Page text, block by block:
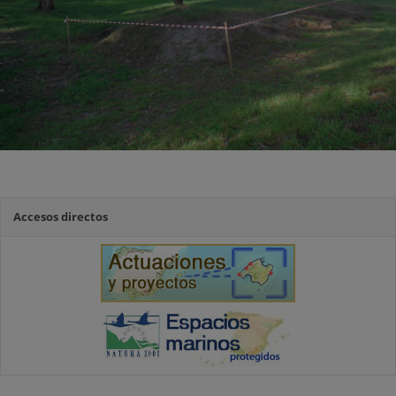
Accesos directos